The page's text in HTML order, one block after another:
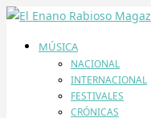
MÚSICA
NACIONAL
INTERNACIONAL
FESTIVALES
CRÓNICAS